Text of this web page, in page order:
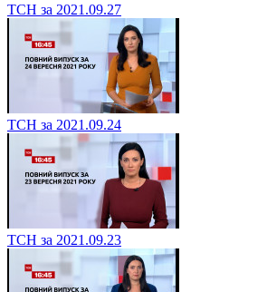
ТСН за 2021.09.27
ТСН за 2021.09.24
ТСН за 2021.09.23